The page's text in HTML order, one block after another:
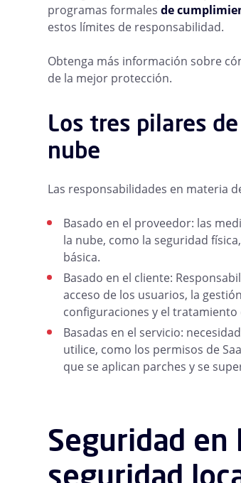
programas formales de
estos límites de responsabilidad.
Obtenga más información sobre
de la mejor protección.
Los tres pilares
nube
Las responsabilidades en materia
Basado en el proveedor: las
la nube, como la seguridad
básica.
Basado en el cliente:
acceso de los usuarios, la
configuraciones y el tratamiento
Basadas en el servicio:
utilice, como los permisos de
que se aplican parches y se
Seguridad
seguridad